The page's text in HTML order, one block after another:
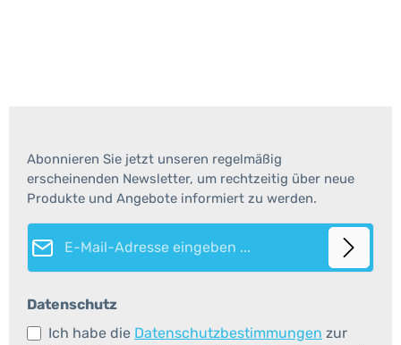
Abonnieren Sie jetzt unseren regelmäßig
erscheinenden Newsletter, um rechtzeitig über neue
Produkte und Angebote informiert zu werden.
E-Mail-Adresse*
Datenschutz
Ich habe die Datenschutzbestimmungen zur